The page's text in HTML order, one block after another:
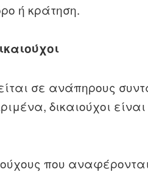
ή κράτηση.
σε ανάπηρους
δικαιούχοι
που αναφέρονται